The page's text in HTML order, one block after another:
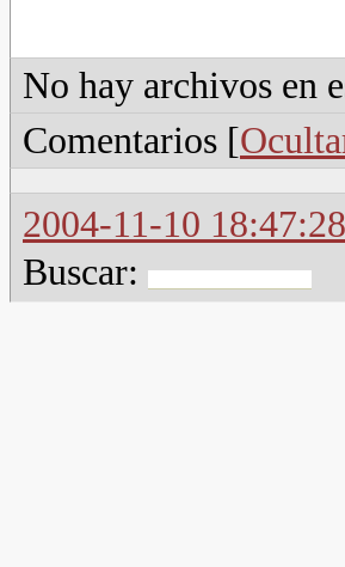
No hay archivos en
Comentarios [
2004-11-10 18:47:28
Buscar: